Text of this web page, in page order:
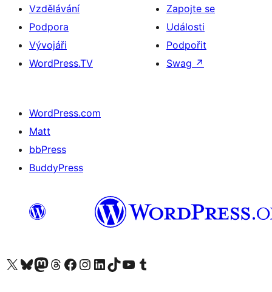
Vzdělávání
Podpora
Vývojáři
WordPress.TV
Zapojte se
Události
Podpořit
Swag ↗
WordPress.com
Matt
bbPress
BuddyPress
Navštivte náš účet na X (dříve Twitter)
Navštivte náš Bluesky účetNavštivte náš účet Mastodon
Navštivte náš Threads účetNavštivte naši stránku na Facebooku
Navštivte náš Instagram účetNavštivte náš LinkedIn účetNavštivte náš TikTok účetNavštivte náš YouTube kanálNavštivte náš Tumblr účet